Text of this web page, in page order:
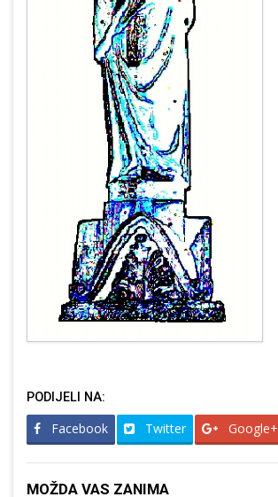
PODIJELI NA:
Facebook Twitter Google+
MOŽDA VAS ZANIMA